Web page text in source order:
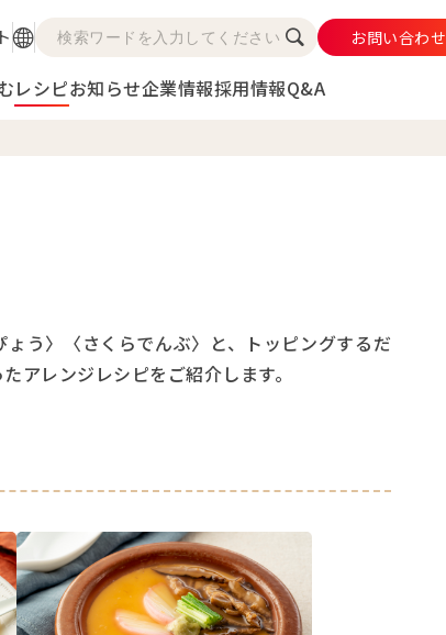
お問い合わせ
レシピお知らせ企業情報採用情報Q&A
う〉〈さくらでんぶ〉と、トッピングするだ
アレンジレシピをご紹介します。